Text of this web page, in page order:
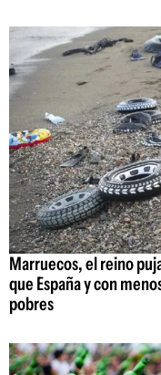
Marruecos, el reino
que España y con
pobres